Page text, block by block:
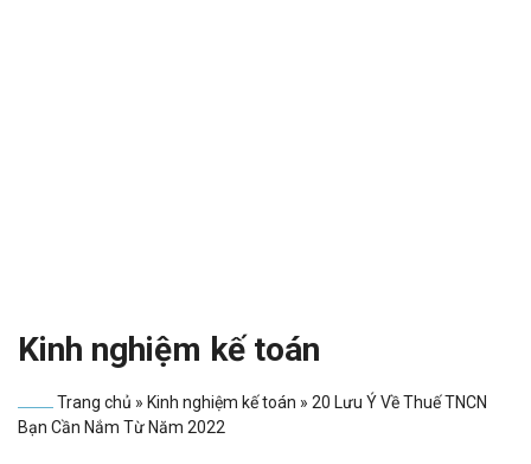
Kinh nghiệm kế toán
Trang chủ » Kinh nghiệm kế toán » 20 Lưu Ý Về Thuế TNCN
Bạn Cần Nắm Từ Năm 2022